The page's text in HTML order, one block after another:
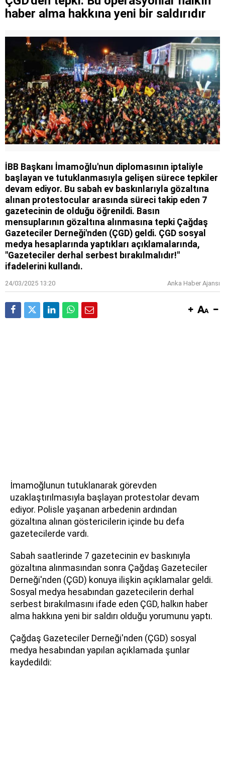
haber alma hakkına yeni bir saldırıdır
İBB Başkanı İmamoğlu'nun diplomasının iptaliyle
başlayan ve tutuklanmasıyla gelişen sürece tepkiler
devam ediyor. Bu sabah ev baskınlarıyla gözaltına
alınan protestocular arasında süreci takip eden 7
gazetecinin de olduğu öğrenildi. Basın
mensuplarının gözaltına alınmasına tepki Çağdaş
Gazeteciler Derneği'nden (ÇGD) geldi. ÇGD sosyal
medya hesaplarında yaptıkları açıklamalarında,
"Gazeteciler derhal serbest bırakılmalıdır!"
ifadelerini kullandı.
24/03/2025 13:20 Anka Haber Ajansı
İmamoğlunun tutuklanarak görevden
uzaklaştırılmasıyla başlayan protestolar devam
ediyor. Polisle yaşanan arbedenin ardından
gözaltına alınan göstericilerin içinde bu defa
gazetecilerde vardı.
Sabah saatlerinde 7 gazetecinin ev baskınıyla
gözaltına alınmasından sonra Çağdaş Gazeteciler
Derneği'nden (ÇGD) konuya ilişkin açıklamalar geldi.
Sosyal medya hesabından gazetecilerin derhal
serbest bırakılmasını ifade eden ÇGD, halkın haber
alma hakkına yeni bir saldırı olduğu yorumunu yaptı.
Çağdaş Gazeteciler Derneği'nden (ÇGD) sosyal
medya hesabından yapılan açıklamada şunlar
kaydedildi: